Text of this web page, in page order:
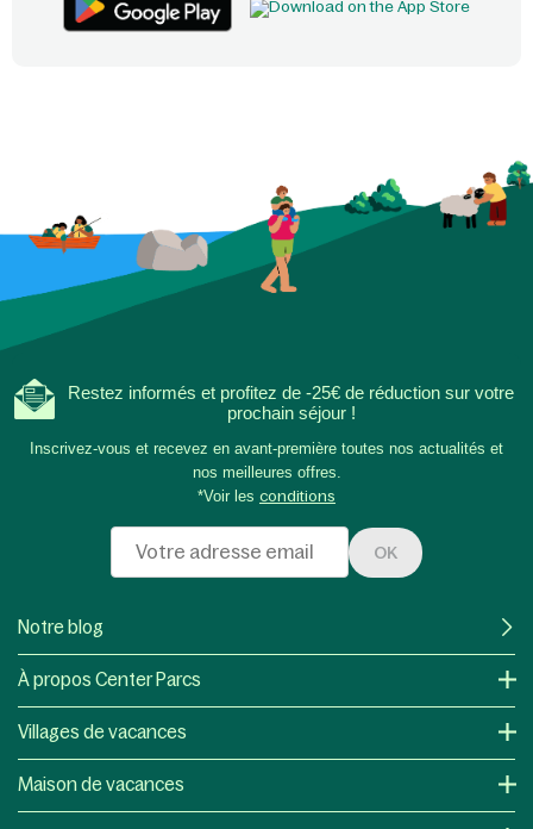
Restez informés et profitez de -25€ de réduction sur votre
prochain séjour !
Inscrivez-vous et recevez en avant-première toutes nos actualités et
nos meilleures offres.
*Voir les conditions
OK
Notre blog
À propos Center Parcs
Villages de vacances
Maison de vacances